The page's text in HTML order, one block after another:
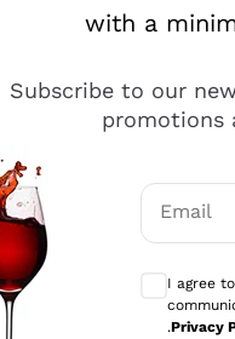
diversi e
with a
Subscribe to our
promotions
Email
I agree
.Privacy